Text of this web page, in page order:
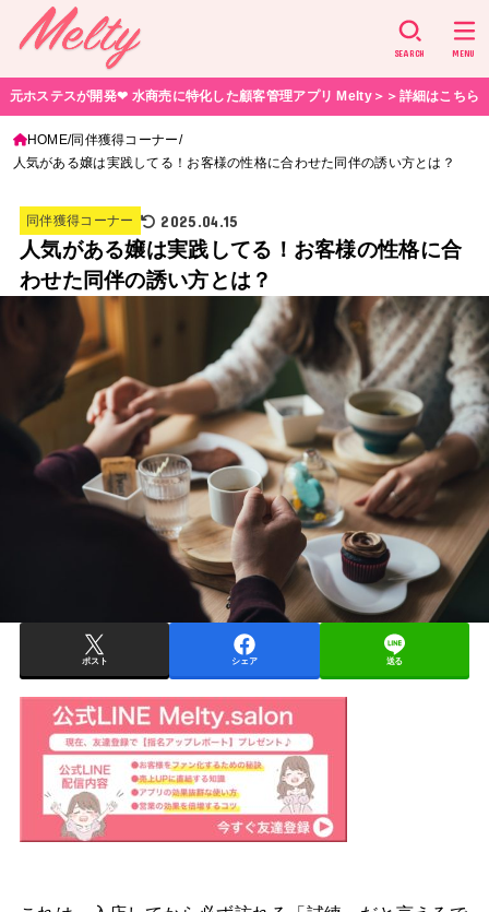
SEARCH MENU
元ホステスが開発❤︎ 水商売に特化した顧客管理アプリ Melty＞＞詳細はこちら
HOME 同伴獲得コーナー
人気がある嬢は実践してる！お客様の性格に合わせた同伴の誘い方とは？
同伴獲得コーナー 2025.04.15
人気がある嬢は実践してる！お客様の性格に合
わせた同伴の誘い方とは？
ポスト シェア 送る